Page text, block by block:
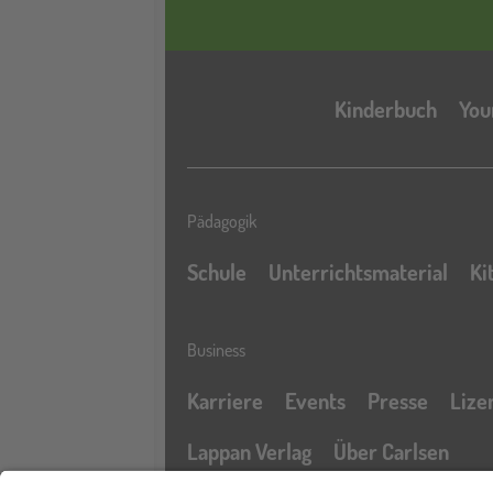
Kinderbuch
Pädagogik
Schule Unterrichtsmaterial
Business
Karriere Events Presse
Lappan Verlag
Über Carlsen